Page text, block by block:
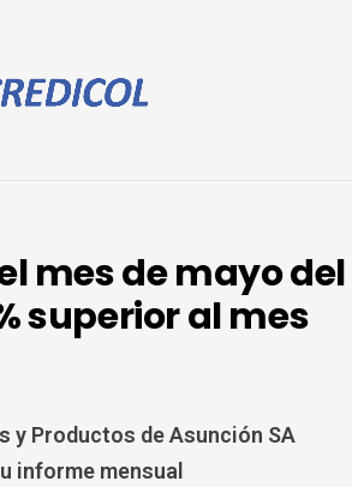
mes de mayo del
superior al mes
y Productos de Asunción SA
informe mensual